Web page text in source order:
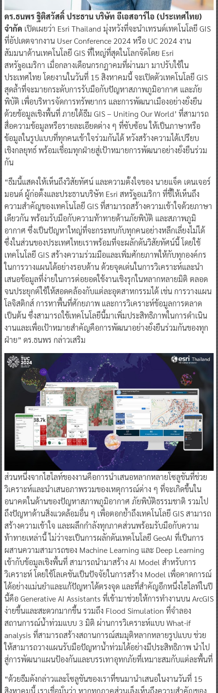
ดร.ธนพร ฐิติสวัสดิ์ ประธาน บริษัท อีเอสอาร์ไอ (ประเทศไทย)
จำกัด เปิดเผยว่า Esri Thailand มุ่งหวังที่จะนำเทรนด์เทคโนโลยี GIS
ที่อัปเดตจากงาน User Conference 2024 หรือ UC 2024 งาน
สัมมนาด้านเทคโนโลยี GIS ที่ใหญ่ที่สุดในโลกจัดโดย Esri
สหรัฐอเมริกา เมื่อกลางเดือนกรกฎาคมที่ผ่านมา มาปรับใช้ใน
ประเทศไทย โดยงานในวันที่ 15 สิงหาคมนี้ จะเปิดตัวเทคโนโลยี GIS
สุดล้ำที่จะมายกระดับการรับมือกับปัญหาสภาพภูมิอากาศ และภัย
พิบัติ เพื่อบริหารจัดการทรัพยากร และการพัฒนาเมืองอย่างยั่งยืน
ด้วยข้อมูลเชิงพื้นที่ ภายใต้ธีม GIS – Uniting Our World’ ที่สามารถ
สื่อความข้อมูลหรือรายละเอียดต่าง ๆ ที่ซับซ้อน ให้เป็นภาษาหรือ
ข้อมูลในรูปแบบที่ทุกคนเข้าใจร่วมกันได้ หวังสร้างความได้เปรียบ
เชิงกลยุทธ์ พร้อมเชื่อมทุกฝ่ายสู่เป้าหมายการพัฒนาอย่างยั่งยืนร่วม
กัน
“ธีมนี้แสดงให้เห็นถึงวิสัยทัศน์ และความตั้งใจของ นายแจ็ค เดนเจอร์
มอนด์ ผู้ก่อตั้งและประธานบริษัท Esri สหรัฐอเมริกา ที่ชี้ให้เห็นถึง
ความสำคัญของเทคโนโลยี GIS ที่สามารถสร้างความเข้าใจด้วยภาษา
เดียวกัน พร้อมรับมือกับความท้าทายด้านภัยพิบัติ และสภาพภูมิ
อากาศ ซึ่งเป็นปัญหาใหญ่ที่จะกระทบกับทุกคนอย่างหลีกเลี่ยงไม่ได้
ซึ่งในส่วนของประเทศไทยเราพร้อมที่จะผลักดันวิสัยทัศน์นี้ โดยใช้
เทคโนโลยี GIS สร้างความร่วมมือและเพิ่มศักยภาพให้กับทุกองค์กร
ในการวางแผนได้อย่างรอบด้าน ด้วยจุดเด่นในการวิเคราะห์และนำ
เสนอข้อมูลที่ง่ายในการต่อยอดใช้งานเชิงรุกในหลากหลายมิติ ตลอด
จนประยุกต์ใช้ให้สอดคล้องกับแต่ละอุตสาหกรรมได้ เช่น การวางแผน
โลจิสติกส์ การหาพื้นที่ศักยภาพ และการวิเคราะห์ข้อมูลการตลาด
เป็นต้น ซึ่งสามารถใช้เทคโนโลยีนี้มาเพิ่มประสิทธิภาพในการดำเนิน
งานและเพื่อเป้าหมายสำคัญคือการพัฒนาอย่างยั่งยืนร่วมกันของทุก
ฝ่าย” ดร.ธนพร กล่าวเสริม
ส่วนหนึ่งจากไฮไลท์ของงานคือการนำเสนอหลากหลายโซลูชันที่ช่วย
วิเคราะห์และนำเสนอภาพรวมของเหตุการณ์ต่าง ๆ ที่จะเกิดขึ้นใน
อนาคตในด้านของปัญหาสภาพภูมิอากาศ ภัยพิบัติธรรมชาติ รวมไป
ถึงปัญหาด้านสิ่งแวดล้อมอื่น ๆ เพื่อตอกย้ำถึงเทคโนโลยี GIS สามารถ
สร้างความเข้าใจ และผลึกกำลังทุกภาคส่วนพร้อมรับมือกับความ
ท้าทายเหล่านี้ ไม่ว่าจะเป็นการผลักดันเทคโนโลยี GeoAI ที่เป็นการ
ผสานความสามารถของ Machine Learning และ Deep Learning
เข้ากับข้อมูลเชิงพื้นที่ สามารถนำมาสร้าง AI Model สำหรับการ
วิเคราะห์ โดยใช้โลเคชันเป็นปัจจัยในการสร้าง Model เพื่อคาดการณ์
ได้อย่างแม่นยำและแก้ปัญหาได้ตรงจุด และที่สำคัญอีกหนึ่งไฮไลท์ในปี
นี้คือ Generative AI Assistants ที่เข้ามาช่วยให้การทำงานบน ArcGIS
ง่ายขึ้นและสะดวกมากขึ้น รวมถึง Flood Simulation ที่จำลอง
สถานการณ์น้ำท่วมแบบ 3 มิติ ผ่านการวิเคราะห์แบบ What-if
analysis ที่สามารถสร้างสถานการณ์สมมุติหลากหลายรูปแบบ ช่วย
ให้สามารถวางแผนรับมือปัญหาน้ำท่วมได้อย่างมีประสิทธิภาพ นำไป
สู่การพัฒนาแผนป้องกันและบรรเทาอุทกภัยที่เหมาะสมกับแต่ละพื้นที่
“ด้วยธีมดังกล่าวและโซลูชันของเราที่ขนมานำเสนอในงานวันที่ 15
สิงหาคมนี้ เราเชื่อมั่นว่า หากทุกภาคส่วนเล็งเห็นถึงความสำคัญของ